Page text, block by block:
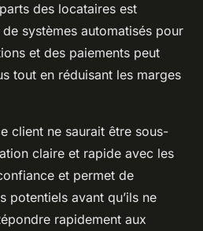
des locataires est
systèmes automatisés pour
et des paiements peut
tout en réduisant les marges
client ne saurait être sous-
claire et rapide avec les
et permet de
potentiels avant qu’ils ne
rapidement aux